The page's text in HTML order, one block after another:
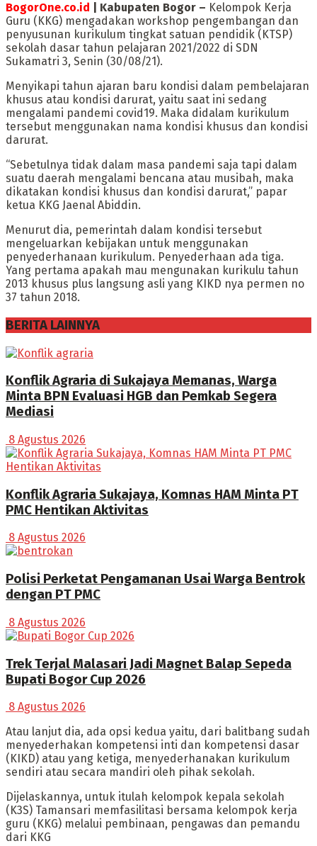
BogorOne.co.id | Kabupaten Bogor – Kelompok Kerja
Guru (KKG) mengadakan workshop pengembangan dan
penyusunan kurikulum tingkat satuan pendidik (KTSP)
sekolah dasar tahun pelajaran 2021/2022 di SDN
Sukamatri 3, Senin (30/08/21).
Menyikapi tahun ajaran baru kondisi dalam pembelajaran
khusus atau kondisi darurat, yaitu saat ini sedang
mengalami pandemi covid19. Maka didalam kurikulum
tersebut menggunakan nama kondisi khusus dan kondisi
darurat.
“Sebetulnya tidak dalam masa pandemi saja tapi dalam
suatu daerah mengalami bencana atau musibah, maka
dikatakan kondisi khusus dan kondisi darurat,” papar
ketua KKG Jaenal Abiddin.
Menurut dia, pemerintah dalam kondisi tersebut
mengeluarkan kebijakan untuk menggunakan
penyederhanaan kurikulum. Penyederhaan ada tiga.
Yang pertama apakah mau mengunakan kurikulu tahun
2013 khusus plus langsung asli yang KIKD nya permen no
37 tahun 2018.
BERITA LAINNYA
Konflik Agraria di Sukajaya Memanas, Warga
Minta BPN Evaluasi HGB dan Pemkab Segera
Mediasi
8 Agustus 2026
Konflik Agraria Sukajaya, Komnas HAM Minta PT
PMC Hentikan Aktivitas
8 Agustus 2026
Polisi Perketat Pengamanan Usai Warga Bentrok
dengan PT PMC
8 Agustus 2026
Trek Terjal Malasari Jadi Magnet Balap Sepeda
Bupati Bogor Cup 2026
8 Agustus 2026
Atau lanjut dia, ada opsi kedua yaitu, dari balitbang sudah
menyederhakan kompetensi inti dan kompetensi dasar
(KIKD) atau yang ketiga, menyederhanakan kurikulum
sendiri atau secara mandiri oleh pihak sekolah.
Dijelaskannya, untuk itulah kelompok kepala sekolah
(K3S) Tamansari memfasilitasi bersama kelompok kerja
guru (KKG) melalui pembinaan, pengawas dan pemandu
dari KKG